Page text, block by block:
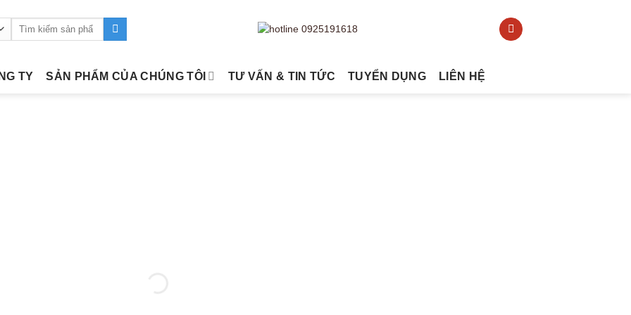
Tìm
TY SẢN PHẨM CỦA CHÚNG TÔI TƯ VẤN & TIN TỨC TUYỂN DỤNG LIÊN HỆ